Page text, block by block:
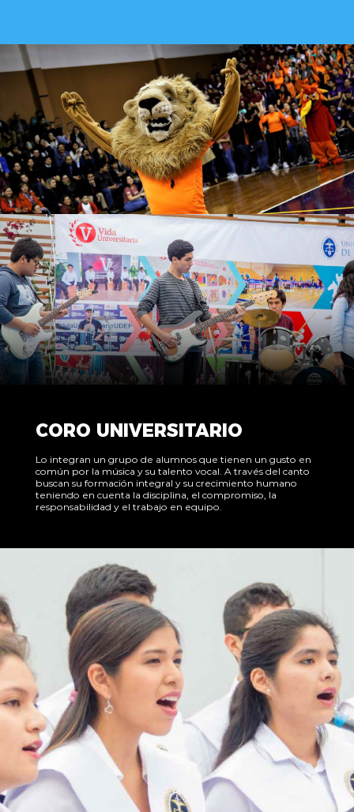
CORO UNIVERSITARIO
Lo integran un grupo de alumnos que tienen un gusto en
común por la música y su talento vocal. A través del canto
buscan su formación integral y su crecimiento humano
teniendo en cuenta la disciplina, el compromiso, la
responsabilidad y el trabajo en equipo.